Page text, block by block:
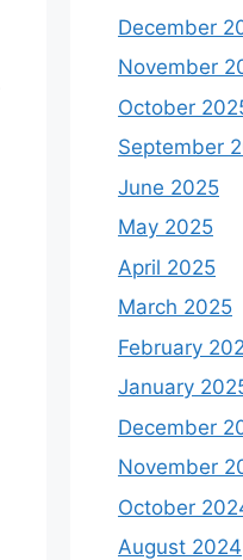
December
November
October
September
June 2025
May 2025
April 2025
March 2025
February
January
December
November
October
August 2024